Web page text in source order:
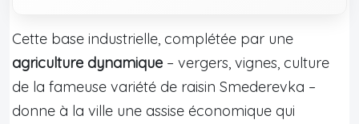
Cette base industrielle, complétée par une
agriculture dynamique – vergers, vignes, culture
de la fameuse variété de raisin Smederevka –
donne à la ville une assise économique qui